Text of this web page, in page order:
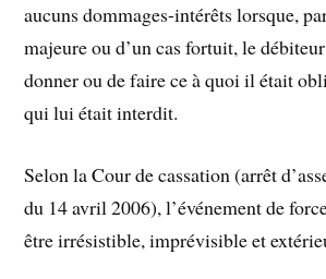
aucuns dommages-intérêts lorsque,
majeure ou d’un cas fortuit, le
donner ou de faire ce à quoi il était
qui lui était interdit.
Selon la Cour de cassation (arrêt
du 14 avril 2006), l’événement de
être irrésistible, imprévisible et